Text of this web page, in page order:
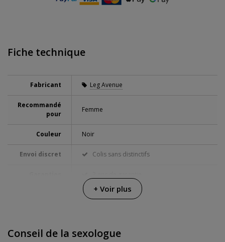
Fiche technique
Fabricant Leg Avenue
Recommandé
pour
Femme
Couleur Noir
Envoi discret Colis sans distinctifs
+ Voir plus
Conseil de la sexologue